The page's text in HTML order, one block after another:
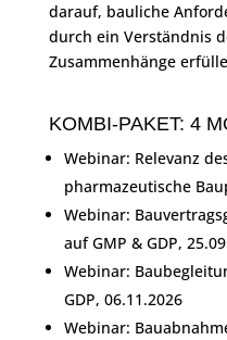
darauf, bauliche
durch ein Verständnis
Zusammenhänge
KOMBI-PAKET: 4
Webinar: Relevanz
pharmazeutische
Webinar:
auf GMP & GDP,
Webinar:
GDP, 06.11.2026
Webinar: